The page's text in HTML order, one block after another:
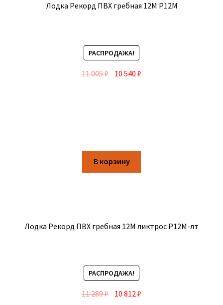
Лодка Рекорд ПВХ гребная 12М Р12М
РАСПРОДАЖА!
11 005₽ 10 540₽
В корзину
Лодка Рекорд ПВХ гребная 12М ликтрос Р12М-лт
РАСПРОДАЖА!
11 289₽ 10 812₽